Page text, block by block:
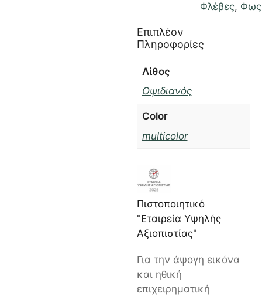
Φλέβες, Φως
Επιπλέον
Πληροφορίες
Λίθος
Οψιδιανός
Color
multicolor
Πιστοποιητικό
"Εταιρεία Υψηλής
Αξιοπιστίας"
Για την άψογη εικόνα
και ηθική
επιχειρηματική